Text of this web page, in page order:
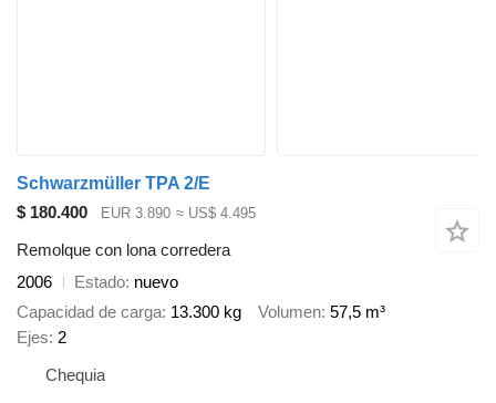
Schwarzmüller TPA 2/E
$ 180.400
EUR 3.890 ≈ US$ 4.495
Remolque con lona corredera
2006
Estado nuevo
Capacidad de carga 13.300 kg Volumen 57,5 m³
Ejes 2
Chequia